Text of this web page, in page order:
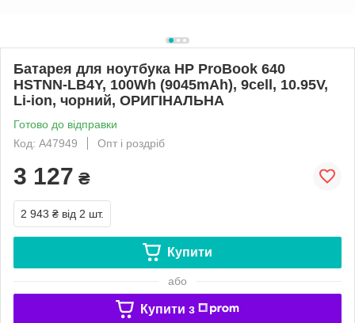
Батарея для ноутбука HP ProBook 640
HSTNN-LB4Y, 100Wh (9045mAh), 9cell, 10.95V,
Li-ion, чорний, ОРИГІНАЛЬНА
Готово до відправки
Код: A47949
Опт і роздріб
3 127 ₴
2 943 ₴ від 2 шт.
Купити
або
Купити з